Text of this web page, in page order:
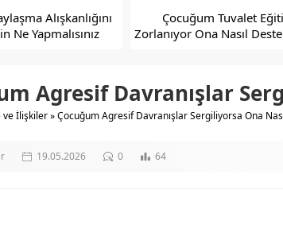
Alışkanlığını
Ne Yapmalısınız
Çocuğum Tuvalet
Zorlanıyor Ona Nasıl
Agresif Davranışlar
ve İlişkiler»Çocuğum Agresif Davranışlar Sergiliyorsa Ona
19.05.2026 0 64